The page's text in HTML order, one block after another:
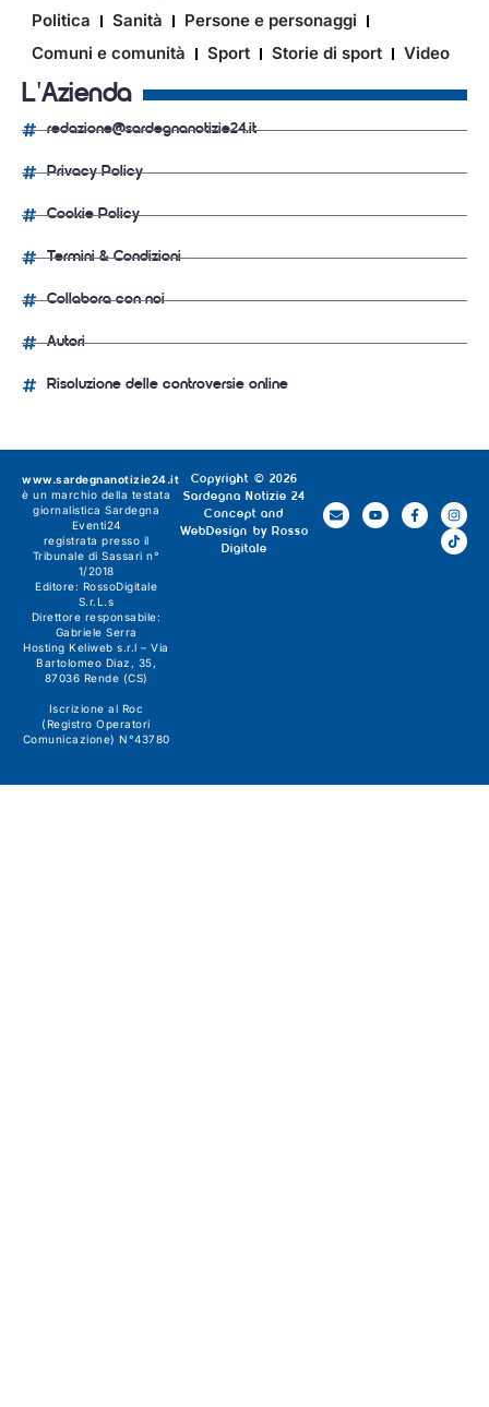
Politica
Sanità
Persone e personaggi
Comuni e comunità
Sport Storie di sport Video
L'Azienda
redazione@sardegnanotizie24.it
Privacy Policy
Cookie Policy
Termini & Condizioni
Collabora con noi
Autori
Risoluzione delle controversie online
Copyright © 2026
Sardegna Notizie 24
Concept and
WebDesign by Rosso
Digitale
www.sardegnanotizie24.it
è un marchio della testata
giornalistica Sardegna
Eventi24
registrata presso il
Tribunale di Sassari n°
1/2018
Editore: RossoDigitale
S.r.L.s
Direttore responsabile:
Gabriele Serra
Hosting Keliweb s.r.l – Via
Bartolomeo Diaz, 35,
87036 Rende (CS)
Iscrizione al Roc
(Registro Operatori
Comunicazione) N°43780